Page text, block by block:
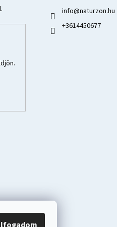
info@naturzon.hu
+3614450677